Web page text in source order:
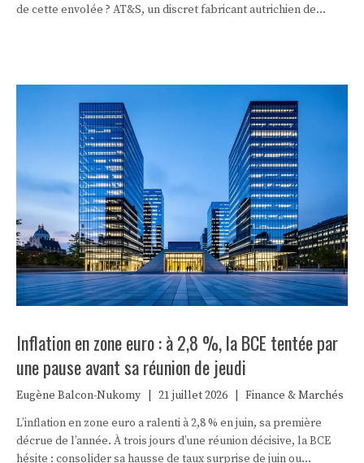
de cette envolée ? AT&S, un discret fabricant autrichien de
Inflation en zone euro : à 2,8 %, la BCE tentée par
une pause avant sa réunion de jeudi
Eugène Balcon-Nukomy 21 juillet 2026
Finance & Marchés
L’inflation en zone euro a ralenti à 2,8 % en juin, sa première
décrue de l’année. À trois jours d’une réunion décisive, la BCE
hésite : consolider sa hausse de taux surprise de juin ou